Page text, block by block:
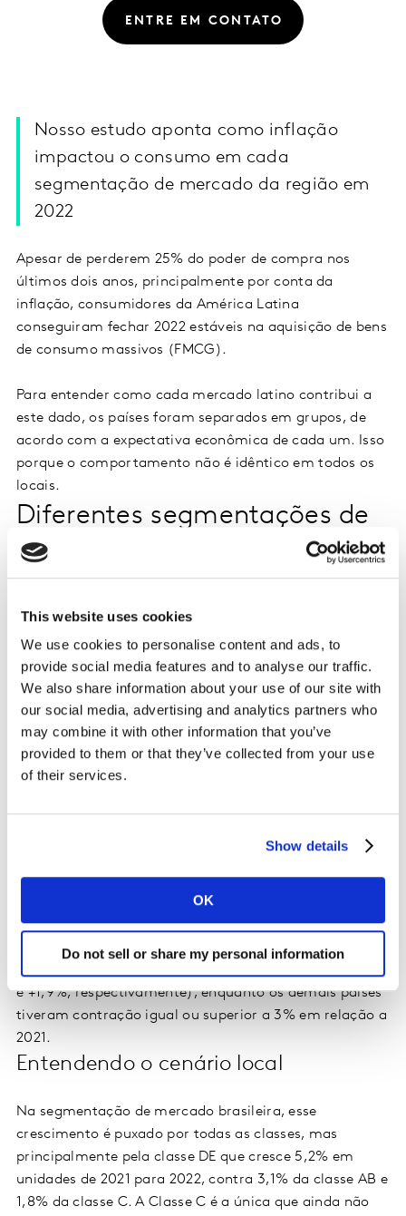
This website uses cookies
We use cookies to personalise content and ads, to
provide social media features and to analyse our traffic.
We also share information about your use of our site with
our social media, advertising and analytics partners who
may combine it with other information that you’ve
provided to them or that they’ve collected from your use
of their services.
Show details
OK
Do not sell or share my personal information
ENTRE EM CONTATO
Nosso estudo aponta como inflação
impactou o consumo em cada
segmentação de mercado da região em
2022
Apesar de perderem 25% do poder de compra nos
últimos dois anos, principalmente por conta da
inflação, consumidores da América Latina
conseguiram fechar 2022 estáveis na aquisição de bens
de consumo massivos (FMCG).
Para entender como cada mercado latino contribui a
este dado, os países foram separados em grupos, de
acordo com a expectativa econômica de cada um. Isso
porque o comportamento não é idêntico em todos os
locais.
Diferentes segmentações de
mercado, diferentes
uma vez que a inflação em 2022 não passou 5% acima
da média dos últimos cinco anos. O grupo que tem o
Equador como maior representante, mas também
conta com América Central e Bolívia, por sua vez,
costuma registrar níveis mais baixos por conta da
dolarização, mas as taxas do último ano foram
Colômbia e Chile são a segmentação de mercado com
mais) acima das médias históricas, colocando os
consumidores sob pressão.
Desta forma, é possível notar que a estabilidade de
volume vista na América Latina é explicada, sobretudo,
e +1,9%, respectivamente), enquanto os demais países
tiveram contração igual ou superior a 3% em relação a
2021.
Entendendo o cenário local
Na segmentação de mercado brasileira, esse
crescimento é puxado por todas as classes, mas
principalmente pela classe DE que cresce 5,2% em
unidades de 2021 para 2022, contra 3,1% da classe AB e
1,8% da classe C. A Classe C é a única que ainda não